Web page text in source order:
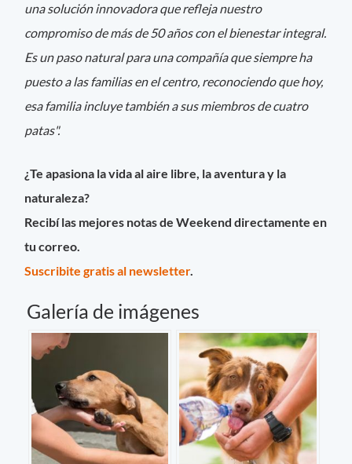
una solución innovadora que refleja nuestro
compromiso de más de 50 años con el bienestar integral.
Es un paso natural para una compañía que siempre ha
puesto a las familias en el centro, reconociendo que hoy,
esa familia incluye también a sus miembros de cuatro
patas".
¿Te apasiona la vida al aire libre, la aventura y la
naturaleza?
Recibí las mejores notas de Weekend directamente en
tu correo.
Suscribite gratis al newsletter.
Galería de imágenes